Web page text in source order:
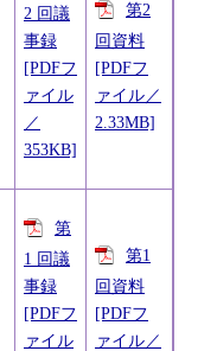
2 回議
事録
[PDFフ
ァイル
／
353KB]
第2
回資料
[PDFフ
ァイル／
2.33MB]
第
1 回議
事録
[PDFフ
ァイル
第1
回資料
[PDFフ
ァイル／